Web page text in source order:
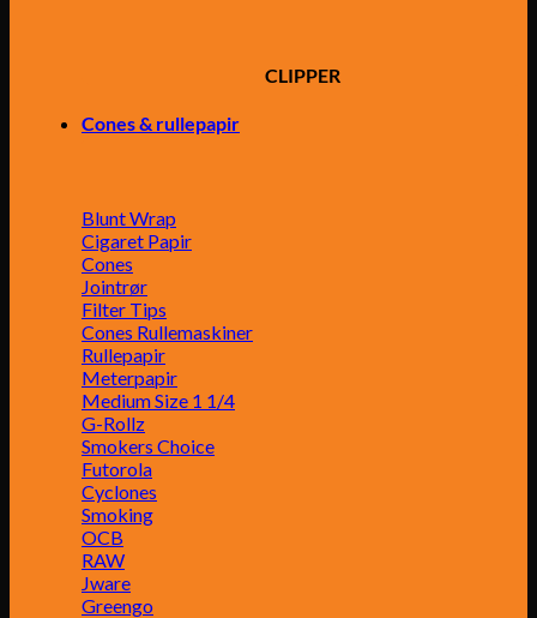
CLIPPER
Cones & rullepapir
Blunt Wrap
Cigaret Papir
Cones
Jointrør
Filter Tips
Cones Rullemaskiner
Rullepapir
Meterpapir
Medium Size 1 1/4
G-Rollz
Smokers Choice
Futorola
Cyclones
Smoking
OCB
RAW
Jware
Greengo